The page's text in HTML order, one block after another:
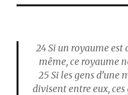
24Si un royaume est
même, ce royaume
25 Si les gens d’une
divisent entre eux,